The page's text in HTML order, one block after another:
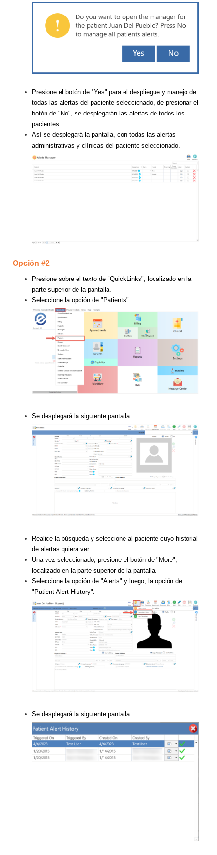
Presione el botón de "Yes" para el despliegue y manejo de
todas las alertas del paciente seleccionado, de presionar el
botón de "No", se desplegarán las alertas de todos los
pacientes.
Así se desplegará la pantalla, con todas las alertas
administrativas y clínicas del paciente seleccionado.
Opción #2
Presione sobre el texto de "QuickLinks", localizado en la
parte superior de la pantalla.
Seleccione la opción de "Patients".
Se desplegará la siguiente pantalla:
Realice la búsqueda y seleccione al paciente cuyo historial
de alertas quiera ver.
Una vez seleccionado, presione el botón de "More",
localizado en la parte superior de la pantalla.
Seleccione la opción de "Alerts" y luego, la opción de
"Patient Alert History".
Se desplegará la siguiente pantalla: